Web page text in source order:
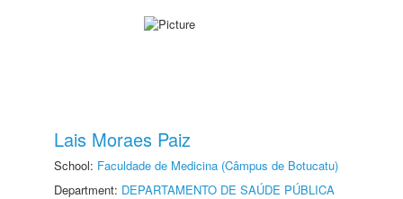
Lais Moraes Paiz
School: Faculdade de Medicina (Câmpus de Botucatu)
Department: DEPARTAMENTO DE SAÚDE PÚBLICA